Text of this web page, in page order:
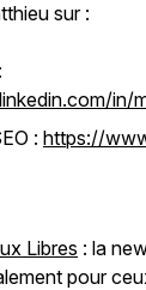
sur :
in/
: https://
Libres : la
pour